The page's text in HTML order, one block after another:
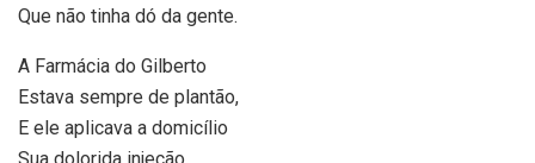
Que não tinha dó da gente.
A Farmácia do Gilberto
Estava sempre de plantão,
E ele aplicava a domicílio